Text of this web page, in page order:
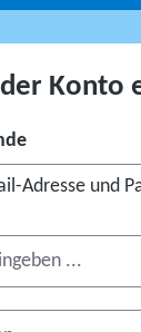
Konto
Adresse und